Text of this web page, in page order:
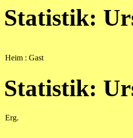
Statistik:
Heim : Gast
Statistik:
Erg.